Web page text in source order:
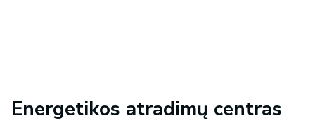
Energetikos atradimų centras